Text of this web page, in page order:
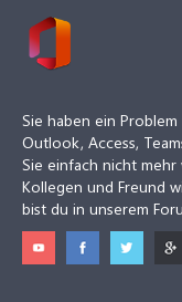
Sie haben ein
Outlook, Access,
Sie einfach nicht
Kollegen und Freund
bist du in unserem